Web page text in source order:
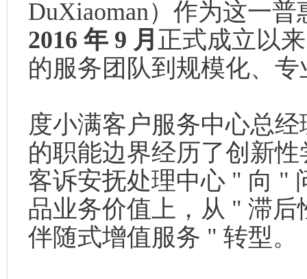
DuXiaoman）作为这一
2016 年 9 月 正式成立以
的服务团队到规模化、
度小满客户服务中心总
的职能边界经历了创新
客诉安抚处理中心 " 向 "
品业务价值上，从 " 滞
伴随式增值服务 " 转型。